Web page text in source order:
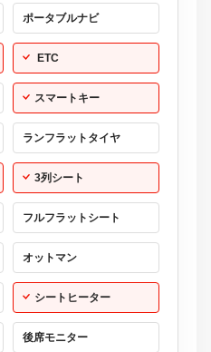
ポータブルナビ
ETC
スマートキー
ランフラットタイヤ
3列シート
フルフラットシート
オットマン
シートヒーター
後席モニター